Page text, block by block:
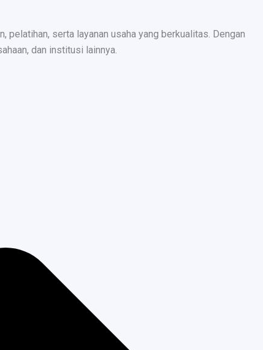
serta layanan usaha yang berkualitas. Dengan
dan institusi lainnya.